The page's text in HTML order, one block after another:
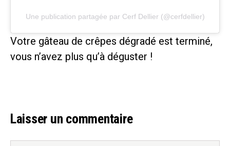
Une publication partagée par Cerf Dellier (@cerfdellier)
Votre gâteau de crêpes dégradé est terminé,
vous n’avez plus qu’à déguster !
Laisser un commentaire